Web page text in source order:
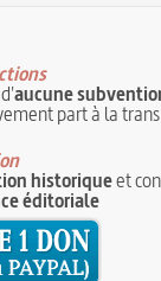
aucune
part à la
historiqueet
éditoriale